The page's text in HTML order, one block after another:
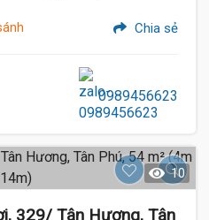
Chia sẻ
0989456623
10
329/ Tân Hương, Tân